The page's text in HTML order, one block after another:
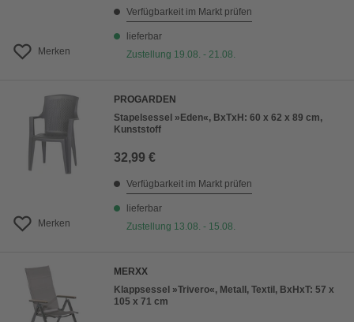
Merken
Verfügbarkeit im Markt prüfen
lieferbar
Zustellung 19.08. - 21.08.
Merken
PROGARDEN
Stapelsessel »Eden«, BxTxH: 60 x 62 x 89 cm,
Kunststoff
32,99 €
Verfügbarkeit im Markt prüfen
lieferbar
Zustellung 13.08. - 15.08.
MERXX
Klappsessel »Trivero«, Metall, Textil, BxHxT: 57 x
105 x 71 cm